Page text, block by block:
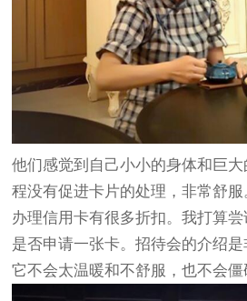
他们感觉到自己小小的身体和巨
程没有促进卡片的处理，非常舒服
办理信用卡有很多折扣。我打算
是否申请一张卡。招待会的介绍是
它不会太温暖和不舒服，也不会僵